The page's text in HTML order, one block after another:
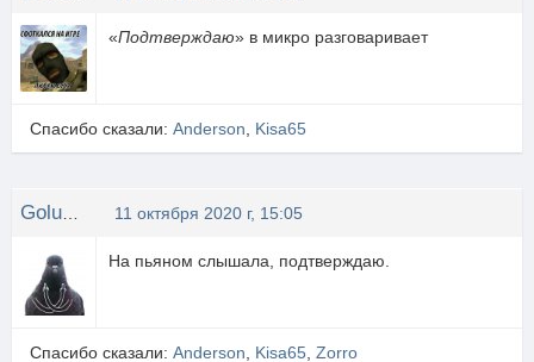
«Подтверждаю» в микро разговаривает
Спасибо сказали: Anderson Kisa65
11 октября 2020 г, 15:05
На пьяном слышала, подтверждаю.
Спасибо сказали: Anderson Kisa65 Zorro